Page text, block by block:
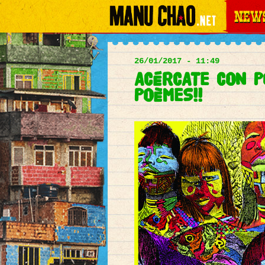
Main
menu
News
26/01/2017 - 11:49
ACÉRCATE CON
POÈMES!!